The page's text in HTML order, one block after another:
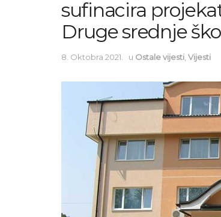
sufinacira
Druge srednje
8. Oktobra 2021. u Ostale vijesti Vijesti